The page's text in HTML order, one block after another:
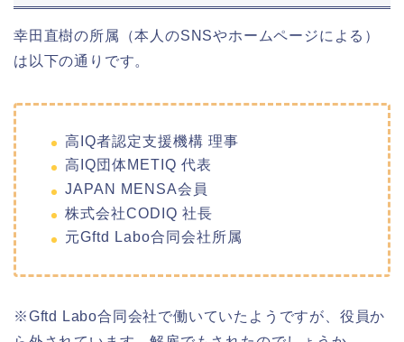
幸田直樹の所属（本人のSNSやホームページによる）
は以下の通りです。
高IQ者認定支援機構 理事
高IQ団体METIQ 代表
JAPAN MENSA会員
株式会社CODIQ 社長
元Gftd Labo合同会社所属
※Gftd Labo合同会社で働いていたようですが、役員か